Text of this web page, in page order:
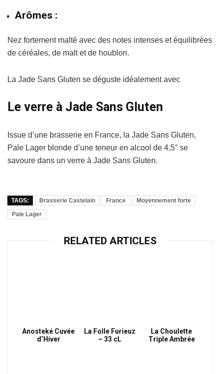
Arômes :
Nez fortement malté avec des notes intenses et équilibrées
de céréales, de malt et de houblon.
La Jade Sans Gluten se déguste idéalement avec
Le verre à Jade Sans Gluten
Issue d’une brasserie en France, la Jade Sans Gluten,
Pale Lager blonde d’une teneur en alcool de 4,5° se
savoure dans un verre à Jade Sans Gluten.
TAGS: Brasserie Castelain France
Moyennement forte
Pale Lager
RELATED ARTICLES
Anosteké Cuvée
d’Hiver
La Folle Furieuz
– 33 cL
La Choulette
Triple Ambrée